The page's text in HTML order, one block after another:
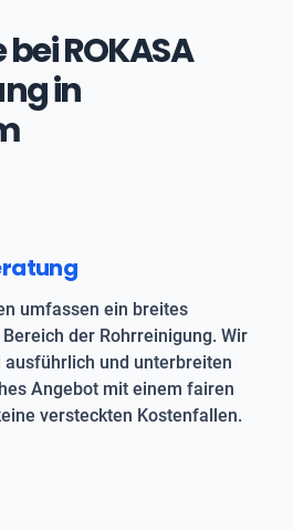
ROKASA
in
umfassen ein breites
der Rohrreinigung. Wir
und unterbreiten
Angebot mit einem fairen
versteckten Kostenfallen.